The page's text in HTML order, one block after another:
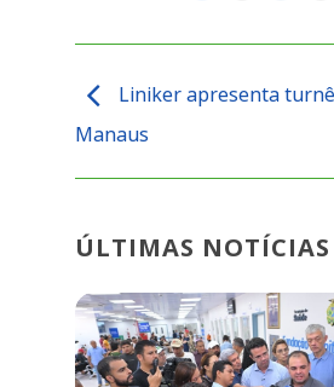
Liniker apresenta turnê
Manaus
ÚLTIMAS NOTÍCIAS